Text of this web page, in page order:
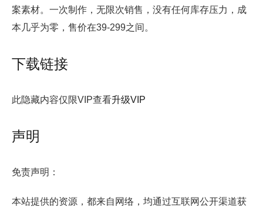
案素材。一次制作，无限次销售，没有任何库存压力，成
本几乎为零，售价在39-299之间。
下载链接
此隐藏内容仅限VIP查看升级VIP
声明
免责声明：
本站提供的资源，都来自网络，均通过互联网公开渠道获